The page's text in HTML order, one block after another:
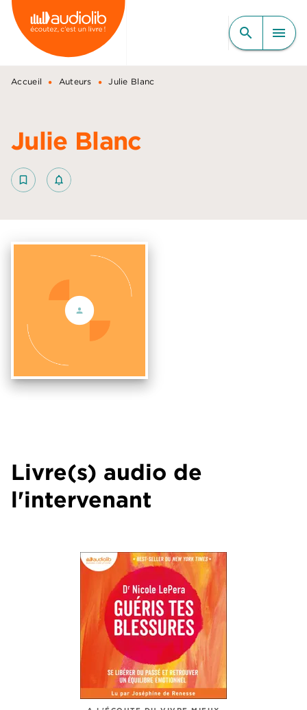
MENU RECHERCHE
CONTENU
PIED DE PAGE
search menu
Accueil • Auteurs • Julie Blanc
Julie Blanc
bookmark_border notifications_none_outlined
Livre(s) audio de
l'intervenant